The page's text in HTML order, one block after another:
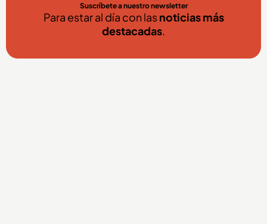
Suscríbete a nuestro newsletter
Para estar al día con lasnoticias más
destacadas.